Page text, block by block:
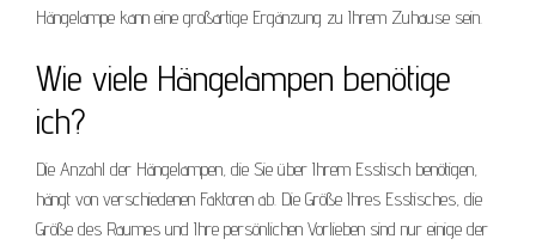
Hängelampe kann eine großartige Ergänzung zu Ihrem Zuhause sein.
Wie viele Hängelampen benötige
ich?
Die Anzahl der Hängelampen, die Sie über Ihrem Esstisch benötigen,
hängt von verschiedenen Faktoren ab. Die Größe Ihres Esstisches, die
Größe des Raumes und Ihre persönlichen Vorlieben sind nur einige der